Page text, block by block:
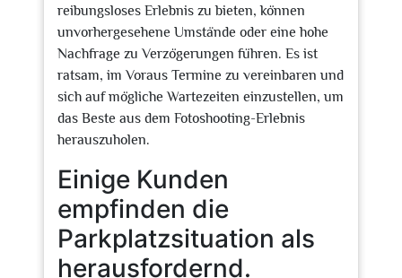
reibungsloses Erlebnis zu bieten, können
unvorhergesehene Umstände oder eine hohe
Nachfrage zu Verzögerungen führen. Es ist
ratsam, im Voraus Termine zu vereinbaren und
sich auf mögliche Wartezeiten einzustellen, um
das Beste aus dem Fotoshooting-Erlebnis
herauszuholen.
Einige Kunden
empfinden die
Parkplatzsituation als
herausfordernd.